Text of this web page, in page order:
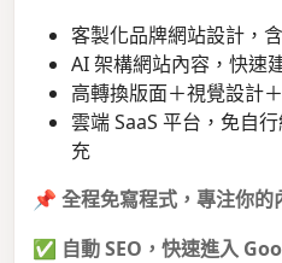
客製化品牌網站設計，
AI 架構網站內容，快速
高轉換版面＋視覺設計
雲端 SaaS 平台，免自
充
📌 全程免寫程式，專注你的
✅ 自動 SEO，快速進入